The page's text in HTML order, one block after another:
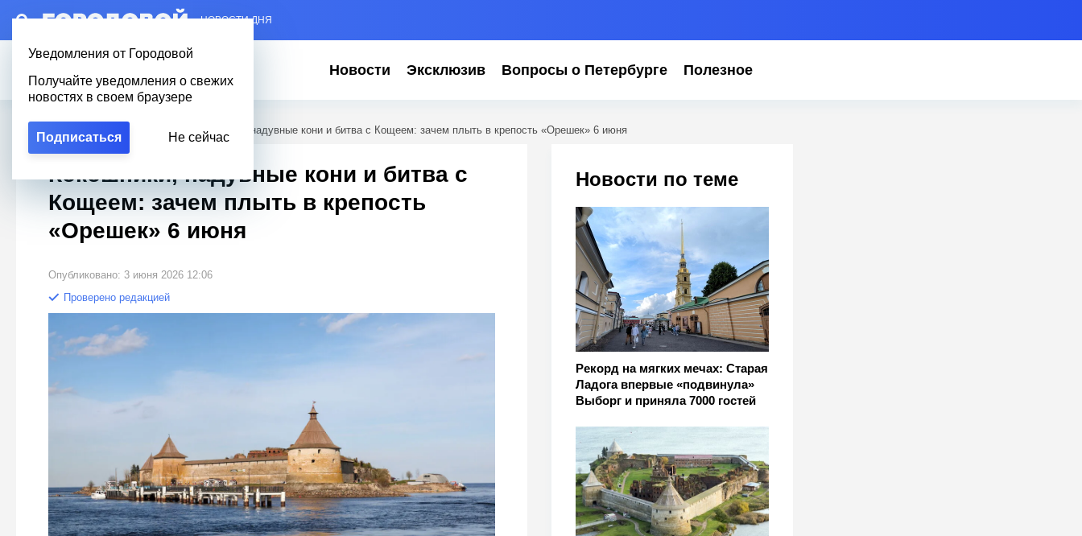
– НОВОСТИ ДНЯ
Уведомления от Городовой
Получайте уведомления о свежих
новостях в своем браузере
Подписаться Не сейчас
Новости Эксклюзив Вопросы о Петербурге Полезное
Городовой Новости Петербурга Кокошники, надувные кони и битва с Кощеем: зачем плыть в крепость «Орешек» 6 июня
Новости по теме
Рекорд на мягких мечах: Старая
Ладога впервые «подвинула»
Выборг и приняла 7000 гостей
Кокошники, надувные кони и битва с
Кощеем: зачем плыть в крепость
«Орешек» 6 июня
Опубликовано: 3 июня 2026 12:06
Проверено редакцией